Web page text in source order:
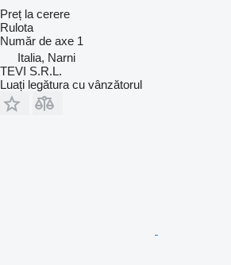
Preț la cerere
Rulota
Număr de axe 1
Italia, Narni
TEVI S.R.L.
Luați legătura cu vânzătorul